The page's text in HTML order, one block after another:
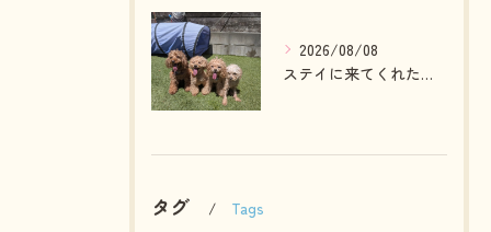
2026/08/08
ステイに来てくれたプードルファミリー💓
タグ Tags